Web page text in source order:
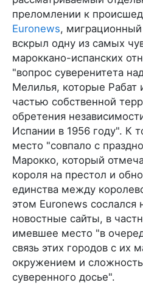
преломлении к
Euronews, миграционный
вскрыл одну из самых
мароккано-испанских
"вопрос суверенитета
Мелилья, которые Рабат
частью собственной
обретения
Испании в 1956 году". К
место "совпало с
Марокко, который
короля на престол и
единства между
этом Euronews сослался
новостные сайты, в
имевшее место "в
связь этих городов с их
окружением и
суверенного досье".